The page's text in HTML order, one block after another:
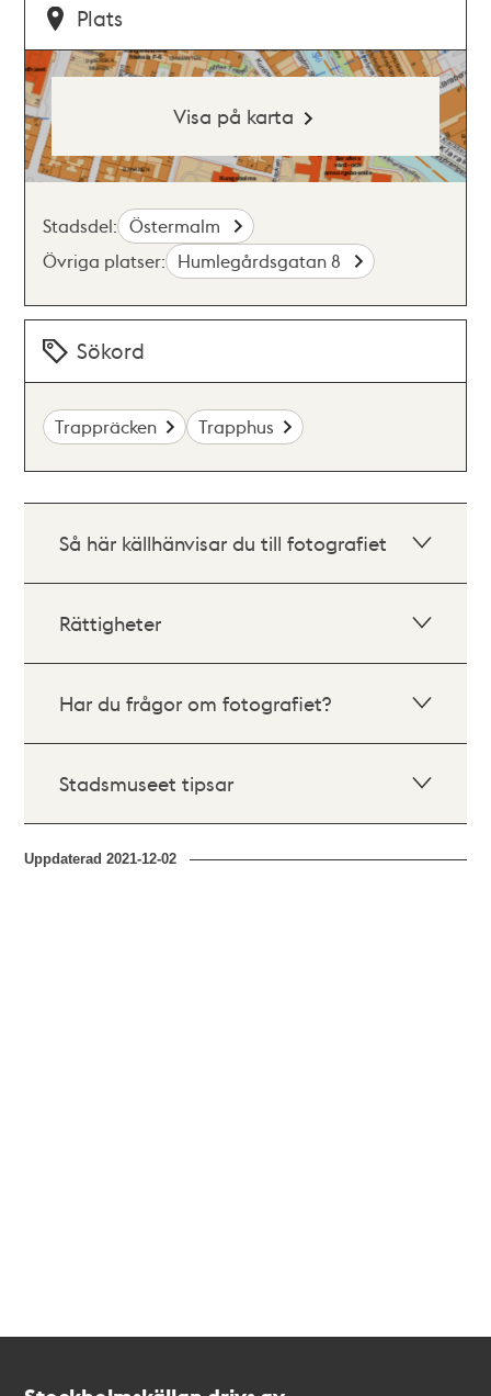
Plats
Visa på karta
Stadsdel: Östermalm
Övriga platser: Humlegårdsgatan 8
Sökord
Trappräcken Trapphus
Så här källhänvisar du till fotografiet
Rättigheter
Har du frågor om fotografiet?
Stadsmuseet tipsar
Uppdaterad2021-12-02